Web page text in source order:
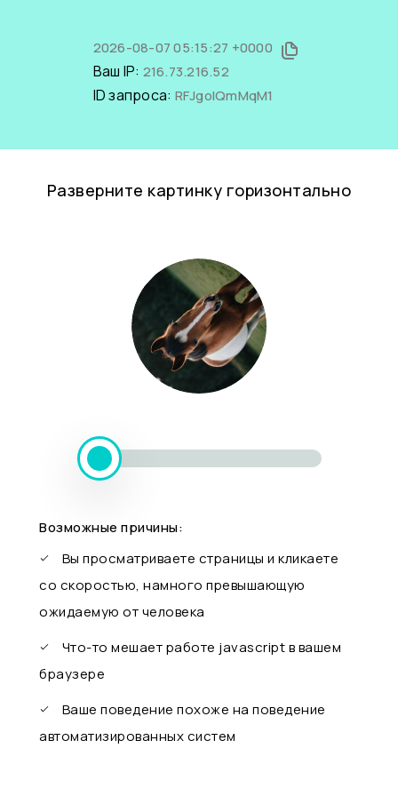
2026-08-07 05:15:27 +0000
Ваш IP: 216.73.216.52
ID запроса: RFJgolQmMqM1
Разверните картинку горизонтально
Возможные причины:
Вы просматриваете страницы и кликаете
со скоростью, намного превышающую
ожидаемую от человека
Что-то мешает работе javascript в вашем
браузере
Ваше поведение похоже на поведение
автоматизированных систем